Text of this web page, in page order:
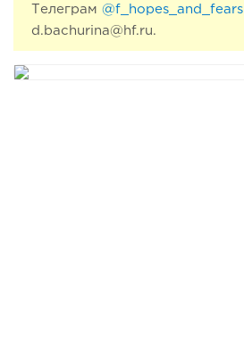
Телеграм @f_hopes_and_fears
d.bachurina@hf.ru.